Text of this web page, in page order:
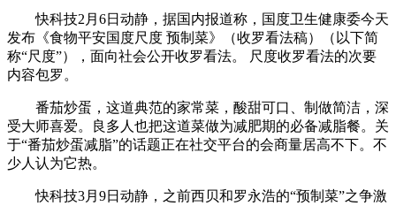
快科技2月6日动静，据国内报道称，国度卫生健康委今天
发布《食物平安国度尺度 预制菜》（收罗看法稿）（以下简
称“尺度”），面向社会公开收罗看法。 尺度收罗看法的次要
内容包罗。
番茄炒蛋，这道典范的家常菜，酸甜可口、制做简洁，深
受大师喜爱。良多人也把这道菜做为减肥期的必备减脂餐。关
于“番茄炒蛋减脂”的话题正在社交平台的会商量居高不下。不
少人认为它热。
快科技3月9日动静，之前西贝和罗永浩的“预制菜”之争激